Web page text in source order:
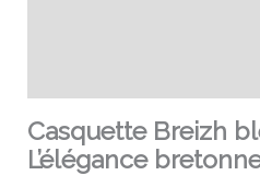
Casquette Breizh
L’élégance